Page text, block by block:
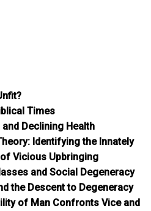
Times
Declining Health
Identifying the Innately
Vicious Upbringing
and Social Degeneracy
the Descent to Degeneracy
of Man Confronts Vice and